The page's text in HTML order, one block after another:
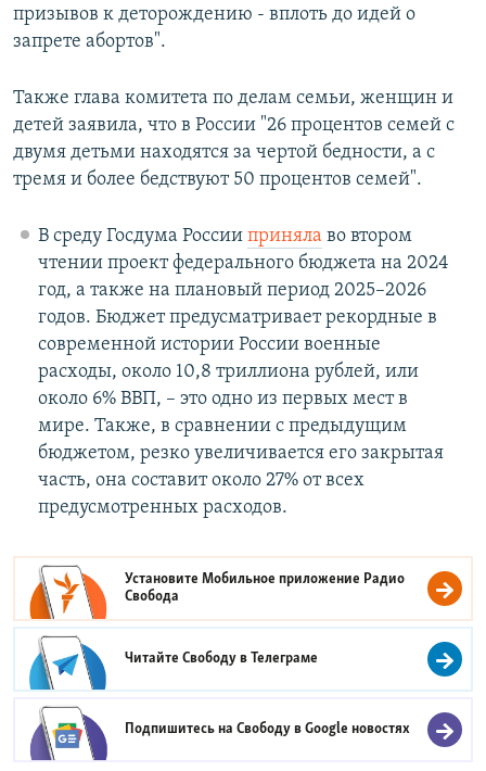
призывов к деторождению - вплоть до идей о
запрете абортов".
Также глава комитета по делам семьи, женщин и
детей заявила, что в России "26 процентов семей с
двумя детьми находятся за чертой бедности, а с
тремя и более бедствуют 50 процентов семей".
В среду Госдума России приняла во втором
чтении проект федерального бюджета на 2024
год, а также на плановый период 2025–2026
годов. Бюджет предусматривает рекордные в
современной истории России военные
расходы, около 10,8 триллиона рублей, или
около 6% ВВП, – это одно из первых мест в
мире. Также, в сравнении с предыдущим
бюджетом, резко увеличивается его закрытая
часть, она составит около 27% от всех
предусмотренных расходов.
Установите Мобильное приложение Радио
Свобода
Читайте Свободу вТелеграме
Подпишитесь на Свободу вGoogle новостях